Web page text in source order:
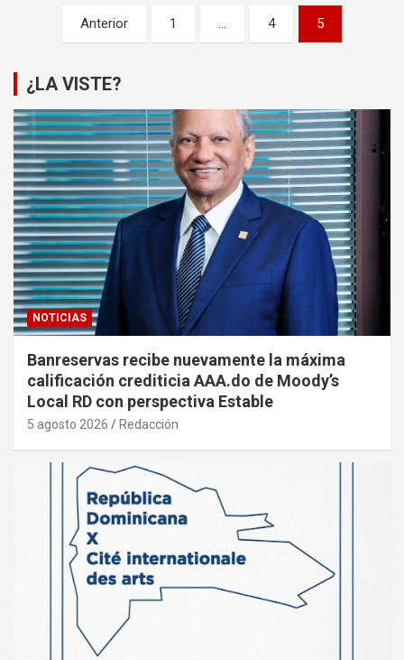
Paginación
entradas
Anterior 1 … 4 5
¿LA VISTE?
NOTICIAS
Banreservas recibe nuevamente la máxima
calificación crediticia AAA.do de Moody’s
Local RD con perspectiva Estable
5 agosto 2026 Redacción